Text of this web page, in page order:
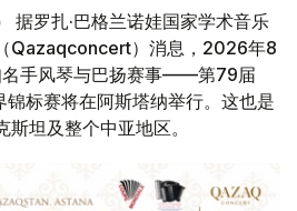
据罗扎·巴格兰诺娃国家学术音乐
Qazaqconcert）消息，2026年8
名手风琴与巴扬赛事——第79届
标赛将在阿斯塔纳举行。这也是
坦及整个中亚地区。